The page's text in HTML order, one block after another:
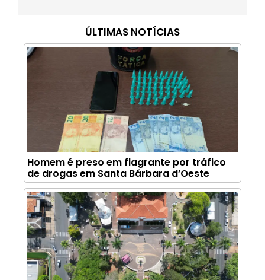
ÚLTIMAS NOTÍCIAS
Homem é preso em flagrante por tráfico
de drogas em Santa Bárbara d’Oeste